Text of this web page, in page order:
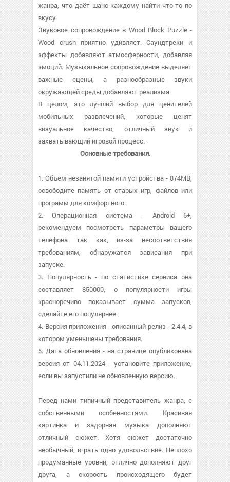
жанра, что даёт шанс каждому найти что-то по
вкусу.
Звуковое сопровождение в Wood Block Puzzle -
Wood crush приятно удивляет. Саундтреки и
эффекты добавляют атмосферности, добавляя
эмоций. Музыкальное сопровождение выделяет
важные сцены, а разнообразные звуки
окружающей среды добавляют реализма.
В целом, это лучший выбор для ценителей
мобильных развлечений, которые ценят
визуальное качество, отличный звук и
захватывающий игровой процесс.
Основные требования.
1. Объем незанятой памяти устройства - 874MB,
освободите память от старых игр, файлов или
программ для комфортного.
2. Операционная система - Android 6+,
рекомендуем посмотреть параметры вашего
телефона так как, из-за несоответствия
требованиям, обнаружатся зависания при
запуске.
3. Популярность - по статистике сервиса она
составляет 850000, о популярности игры
красноречиво показывает сумма запусков,
сделайте его популярнее.
4. Версия приложения - описанный релиз - 2.4.4, в
котором уменьшены требования.
5. Дата обновления - на странице опубликована
версия от 04.11.2024 - установите приложение,
если вы запустили не обновленную версию.
Перед нами типичный представитель жанра, с
собственными особенностями. Красивая
картинка и задорная музыка дополняют
отличный сюжет. Хотя сюжет достаточно
необычный, играть одно удовольствие. Неплохо
продуманные уровни, отлично дополняют друг
друга, а скорость происходящего будет